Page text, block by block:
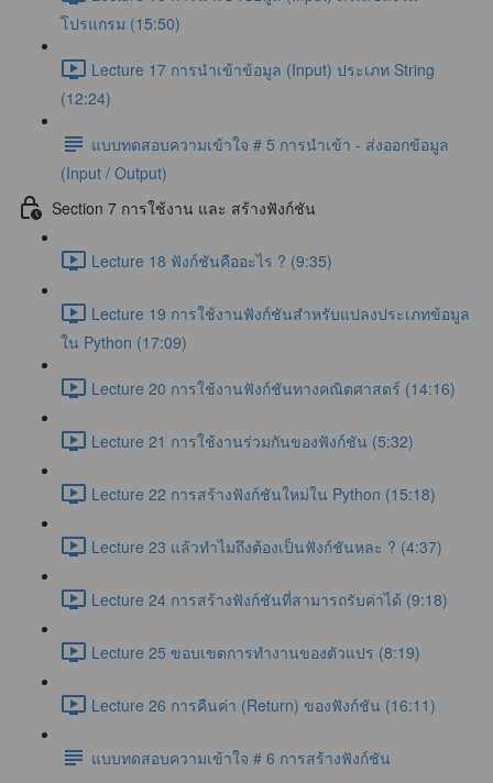
โปรแกรม (15:50)
Lecture 17 การนำเข้าข้อมูล (Input) ประเภท String
(12:24)
แบบทดสอบความเข้าใจ # 5 การนำเข้า - ส่งออกข้อมูล
(Input / Output)
Section 7 การใช้งาน และ สร้างฟังก์ชัน
Lecture 18 ฟังก์ชันคืออะไร ? (9:35)
Lecture 19 การใช้งานฟังก์ชันสำหรับแปลงประเภทข้อมูล
ใน Python (17:09)
Lecture 20 การใช้งานฟังก์ชันทางคณิตศาสตร์ (14:16)
Lecture 21 การใช้งานร่วมกันของฟังก์ชัน (5:32)
Lecture 22 การสร้างฟังก์ชันใหม่ใน Python (15:18)
Lecture 23 แล้วทำไมถึงต้องเป็นฟังก์ชันหละ ? (4:37)
Lecture 24 การสร้างฟังก์ชันที่สามารถรับค่าได้ (9:18)
Lecture 25 ขอบเขตการทำงานของตัวแปร (8:19)
Lecture 26 การคืนค่า (Return) ของฟังก์ชัน (16:11)
แบบทดสอบความเข้าใจ # 6 การสร้างฟังก์ชัน